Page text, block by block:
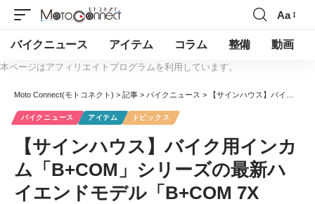
Aa
バイクニュース アイテム コラム 整備 動画
本ページはアフィリエイトプログラムを利用しています。
Moto Connect(モトコネクト) > 記事 > バイクニュース > 【サインハウス】バイク用インカム「B+COM」シリーズの最新ハイエンドモデル「B+COM 7X EVO」を発売!
バイクニュース アイテム トピックス
【サインハウス】バイク用インカ
ム「B+COM」シリーズの最新ハ
イエンドモデル「B+COM 7X